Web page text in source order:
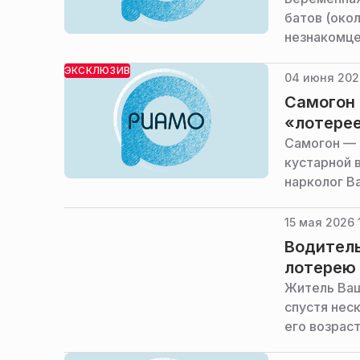
батов
ЭКСКЛЮЗИВ 04 июня
Самогон
Самогон —
кустарной
нарколог
15 мая 2026
лотерею
Житель
спустя
его